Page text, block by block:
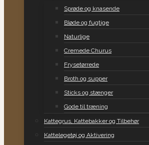
Sprøde og knasende
Bløde og fugtige
Naturlige
Cremede Churus
Frysetørrede
Broth og supper
Sticks og stænger
Gode til træning
Kattegrus, Kattebakker og Tilbehør
Kattelegetøj og Aktivering